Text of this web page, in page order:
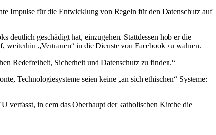
Impulse für die Entwicklung von Regeln für den Datenschutz auf
deutlich geschädigt hat, einzugehen. Stattdessen hob er die
weiterhin „Vertrauen“ in die Dienste von Facebook zu wahren.
Redefreiheit, Sicherheit und Datenschutz zu finden.“
Technologiesysteme seien keine „an sich ethischen“ Systeme:
verfasst, in dem das Oberhaupt der katholischen Kirche die